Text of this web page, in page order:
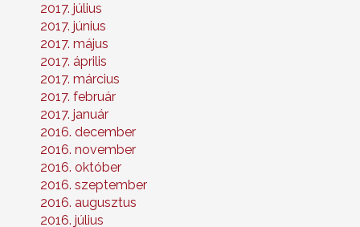
2017. július
2017. június
2017. május
2017. április
2017. március
2017. február
2017. január
2016. december
2016. november
2016. október
2016. szeptember
2016. augusztus
2016. július